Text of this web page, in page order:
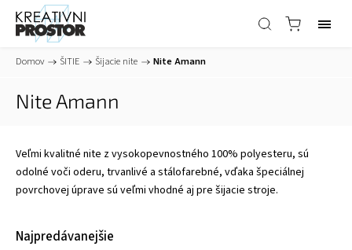
Domov / ŠITIE / Šijacie nite / Nite Amann
Nite Amann
Veľmi kvalitné nite z vysokopevnostného 100% polyesteru, sú
odolné voči oderu, trvanlivé a stálofarebné, vďaka špeciálnej
povrchovej úprave sú veľmi vhodné aj pre šijacie stroje.
Najpredávanejšie